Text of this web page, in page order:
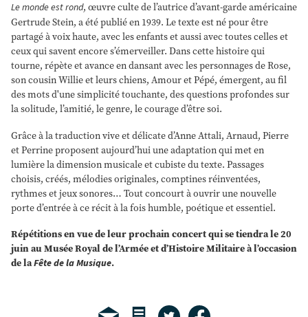
Le monde est rond, œuvre culte de l’autrice d’avant-garde américaine
Gertrude Stein, a été publié en 1939. Le texte est né pour être
partagé à voix haute, avec les enfants et aussi avec toutes celles et
ceux qui savent encore s’émerveiller. Dans cette histoire qui
tourne, répète et avance en dansant avec les personnages de Rose,
son cousin Willie et leurs chiens, Amour et Pépé, émergent, au fil
des mots d'une simplicité touchante, des questions profondes sur
la solitude, l’amitié, le genre, le courage d’être soi.
Grâce à la traduction vive et délicate d’Anne Attali, Arnaud, Pierre
et Perrine proposent aujourd’hui une adaptation qui met en
lumière la dimension musicale et cubiste du texte. Passages
choisis, créés, mélodies originales, comptines réinventées,
rythmes et jeux sonores… Tout concourt à ouvrir une nouvelle
porte d’entrée à ce récit à la fois humble, poétique et essentiel.
Répétitions en vue de leur prochain concert qui se tiendra le 20
juin au Musée Royal de l’Armée et d’Histoire Militaire à l’occasion
de laFête de la Musique.